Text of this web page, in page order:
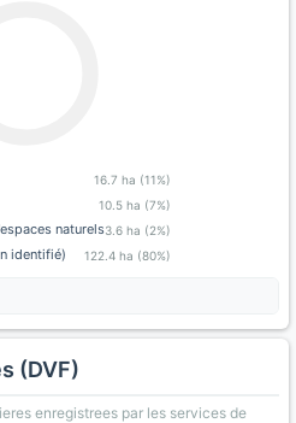
16.7 ha (11%)
10.5 ha (7%)
naturels3.6 ha (2%)
identifié) 122.4 ha (80%)
(DVF)
enregistrees par les services de